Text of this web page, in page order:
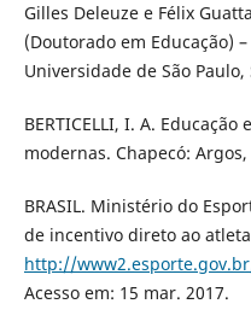
Gilles Deleuze e Félix
(Doutorado em Educação)
Universidade de São Paulo,
BERTICELLI, I. A.
modernas. Chapecó:
BRASIL. Ministério do
de incentivo direto ao
http://
Acesso em: 15 mar. 2017.